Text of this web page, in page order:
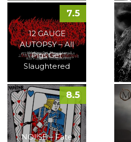
12 GAUGE
AUTOPSY – All
Pigs Get
Slaughtered
7.5
NOI!SE – Fate
8.5